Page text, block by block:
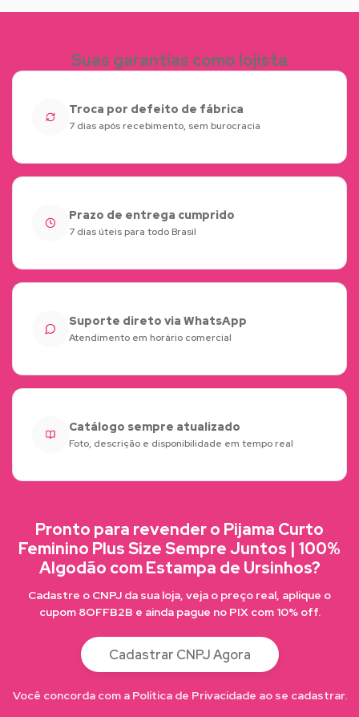
Suas garantias como lojista
Troca por defeito de fábrica
7 dias após recebimento, sem burocracia
Prazo de entrega cumprido
7 dias úteis para todo Brasil
Suporte direto via WhatsApp
Atendimento em horário comercial
Catálogo sempre atualizado
Foto, descrição e disponibilidade em tempo real
Pronto para revender o Pijama Curto
Feminino Plus Size Sempre Juntos | 100%
Algodão com Estampa de Ursinhos?
Cadastre o CNPJ da sua loja, veja o preço real, aplique o
cupom 8OFFB2B e ainda pague no PIX com 10% off.
Cadastrar CNPJ Agora
Você concorda com a Política de Privacidade ao se cadastrar.